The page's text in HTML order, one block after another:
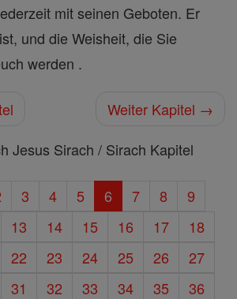
mit seinen Geboten. Er
und die Weisheit, die Sie
werden .
Weiter Kapitel →
Jesus Sirach / Sirach Kapitel
3 4 5 6 7 8
9
13 14 15 16 17
18
22 23 24 25 26
27
31 32 33 34 35
36